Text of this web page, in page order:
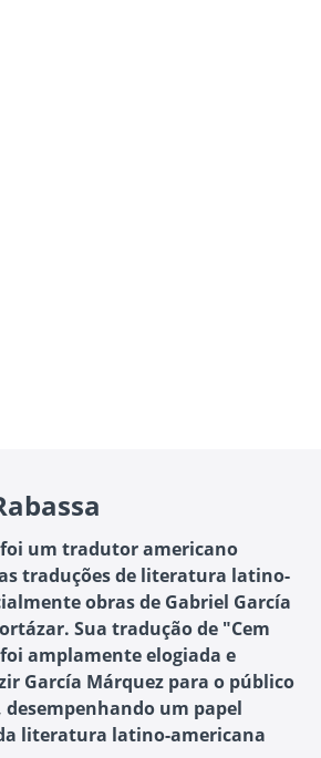
foi um tradutor americano
traduções de literatura latino-
obras de Gabriel García
Sua tradução de "Cem
amplamente elogiada e
García Márquez para o público
um papel
literatura latino-americana